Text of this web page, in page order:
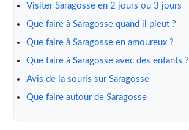
Visiter Saragosse en 2 jours ou 3 jours
Que faire à Saragosse quand il pleut ?
Que faire à Saragosse en amoureux ?
Que faire à Saragosse avec des enfants ?
Avis de la souris sur Saragosse
Que faire autour de Saragosse